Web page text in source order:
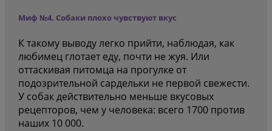
Миф №4. Собаки плохо чувствуют вкус
К такому выводу легко прийти, наблюдая, как
любимец глотает еду, почти не жуя. Или
оттаскивая питомца на прогулке от
подозрительной сардельки не первой свежести.
У собак действительно меньше вкусовых
рецепторов, чем у человека: всего 1700 против
наших 10 000.